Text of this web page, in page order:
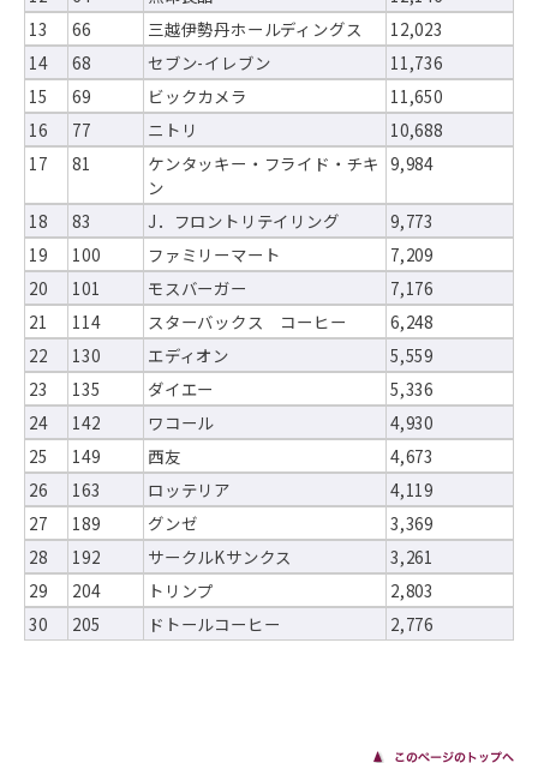
13
66 三越伊勢丹ホールディングス
12,023
14
68 セブン-イレブン
11,736
15
69 ビックカメラ
11,650
16
77 ニトリ
10,688
17
81
ケンタッキー・フライド・チキ
ン
9,984
18 83 J．フロントリテイリング
9,773
19
100 ファミリーマート
7,209
20
101 モスバーガー
7,176
21
114 スターバックス コーヒー
6,248
22
130 エディオン
5,559
23
135 ダイエー
5,336
24
142 ワコール
4,930
25
149 西友
4,673
26
163 ロッテリア
4,119
27
189 グンゼ
3,369
28
192 サークルKサンクス
3,261
29
204 トリンプ
2,803
30
205 ドトールコーヒー 2,776